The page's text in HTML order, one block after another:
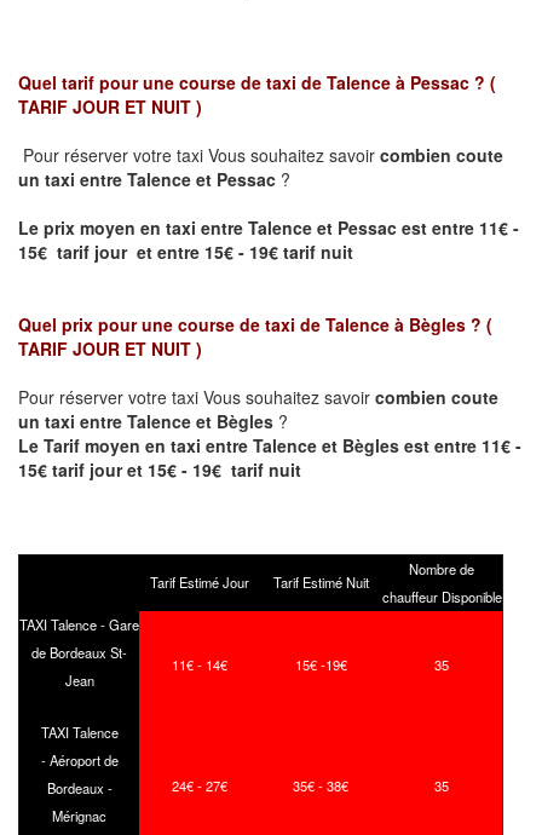
Quel tarif pour une course de taxi de Talence à Pessac ? (
TARIF JOUR ET NUIT )
Pour réserver votre taxi Vous souhaitez savoir combien coute
un taxi entre Talence et Pessac ?
Le prix moyen en taxi entre Talence et Pessac est entre 11€ -
15€ tarif jour et entre 15€ - 19€ tarif nuit
Quel prix pour une course de taxi de Talence à Bègles ? (
TARIF JOUR ET NUIT )
Pour réserver votre taxi Vous souhaitez savoir combien coute
un taxi entre Talence et Bègles ?
Le Tarif moyen en taxi entre Talence et Bègles est entre 11€ -
15€ tarif jour et 15€ - 19€ tarif nuit
Tarif Estimé Jour Tarif Estimé Nuit
Nombre de
chauffeur Disponible
TAXI Talence - Gare
de Bordeaux St-
Jean
11€ - 14€ 15€ -19€ 35
TAXI Talence
- Aéroport de
Bordeaux -
Mérignac
24€ - 27€ 35€ - 38€ 35